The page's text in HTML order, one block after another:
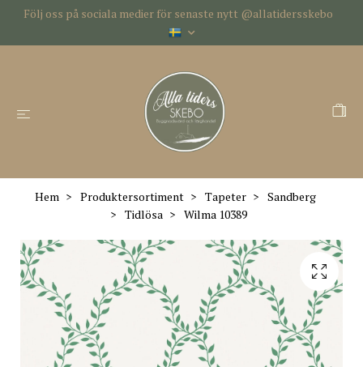
Följ oss på sociala medier för senaste nytt @allatidersskebo
Hem Produktersortiment Tapeter
Sandberg
Tidlösa
Wilma 10389